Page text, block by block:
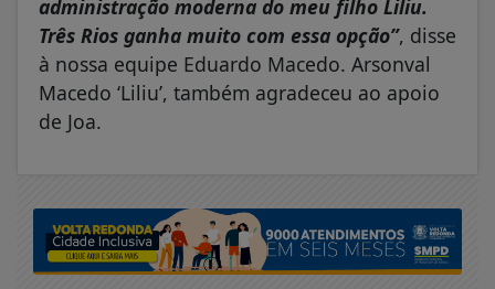
administração moderna do meu filho Liliu.
Três Rios ganha muito com essa opção”, disse
à nossa equipe Eduardo Macedo. Arsonval
Macedo ‘Liliu’, também agradeceu ao apoio
de Joa.